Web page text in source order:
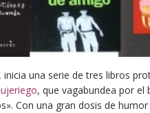
, inicia una serie de tres libros
, que vagabundea por el
Con una gran dosis de